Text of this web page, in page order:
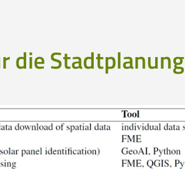
die Stadtplanung